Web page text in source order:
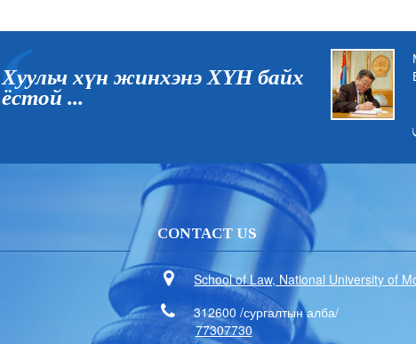
Хуульч хүн жинхэнэ ХҮН байх
ёстой ...
CONTACT US
School of Law, National University of
312600 /сургалтын алба/
77307730